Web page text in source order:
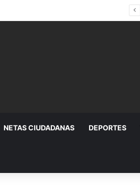
NETAS CIUDADANAS DEPORTES